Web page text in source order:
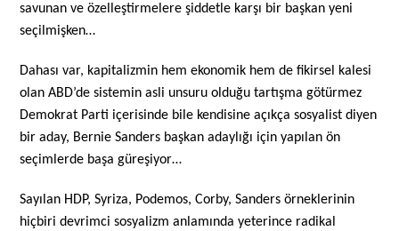
savunan ve özelleştirmelere şiddetle karşı bir başkan yeni
seçilmişken…
Dahası var, kapitalizmin hem ekonomik hem de fikirsel kalesi
olan ABD’de sistemin asli unsuru olduğu tartışma götürmez
Demokrat Parti içerisinde bile kendisine açıkça sosyalist diyen
bir aday, Bernie Sanders başkan adaylığı için yapılan ön
seçimlerde başa güreşiyor…
Sayılan HDP, Syriza, Podemos, Corby, Sanders örneklerinin
hiçbiri devrimci sosyalizm anlamında yeterince radikal